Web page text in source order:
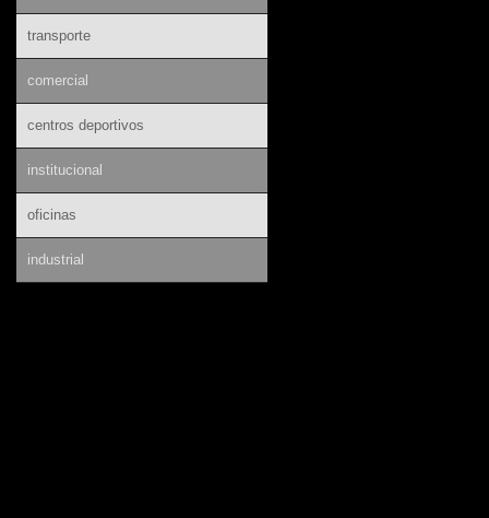
transporte
comercial
centros deportivos
institucional
oficinas
industrial